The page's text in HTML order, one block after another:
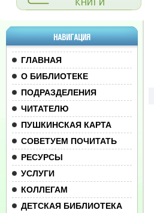
НАВИГАЦИЯ
ГЛАВНАЯ
О БИБЛИОТЕКЕ
ПОДРАЗДЕЛЕНИЯ
ЧИТАТЕЛЮ
ПУШКИНСКАЯ КАРТА
СОВЕТУЕМ ПОЧИТАТЬ
РЕСУРСЫ
УСЛУГИ
КОЛЛЕГАМ
ДЕТСКАЯ БИБЛИОТЕКА